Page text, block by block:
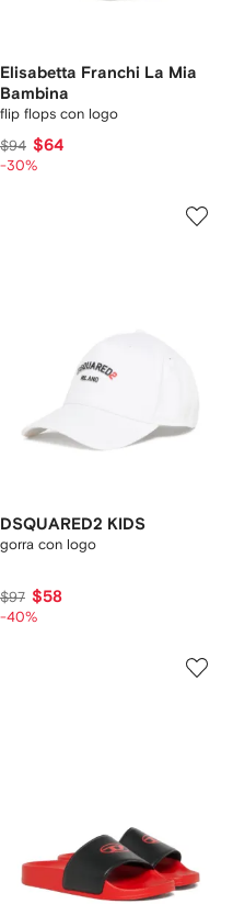
Elisabetta Franchi La Mia
Bambina
flip flops con logo
$94 $64
-30%
DSQUARED2 KIDS
gorra con logo
$97 $58
-40%